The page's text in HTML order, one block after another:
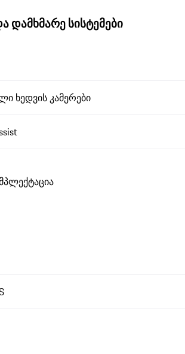
დამხმარე სისტემები
ხედვის კამერები